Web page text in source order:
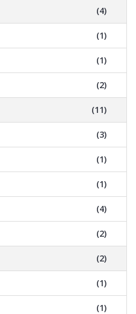
(4)
(1)
(1)
(2)
(11)
(3)
(1)
(1)
(4)
(2)
(2)
(1)
(1)